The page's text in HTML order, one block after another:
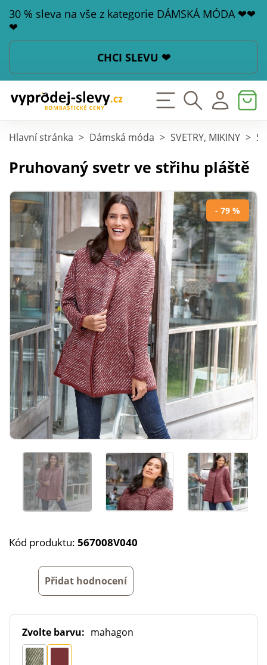
30 % sleva na vše z kategorie DÁMSKÁ MÓDA ❤❤
❤
CHCI SLEVU ❤
Hlavní stránka > Dámská móda > SVETRY, MIKINY >
Pruhovaný svetr ve střihu pláště
- 79 %
Kód produktu: 567008V040
Přidat hodnocení
Zvolte barvu: mahagon